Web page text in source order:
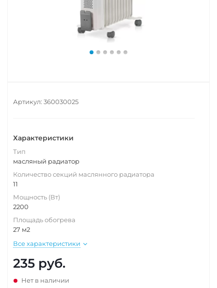
Артикул: 360030025
Характеристики
Тип
масляный радиатор
Количество секций маслянного радиатора
11
Мощность (Вт)
2200
Площадь обогрева
27 м2
Все характеристики
235 руб.
Нет в наличии